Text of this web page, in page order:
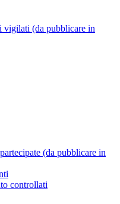
vigilati (da pubblicare in
(da pubblicare in
controllati